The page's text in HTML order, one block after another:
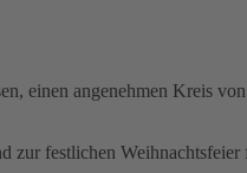
einen angenehmen Kreis
festlichen